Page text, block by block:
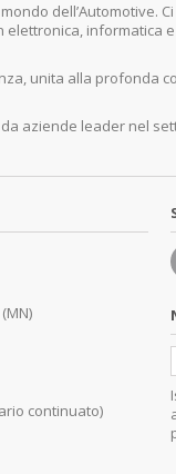
dell’Automotive.
informatica
unita alla profonda
aziende leader nel
continuato)